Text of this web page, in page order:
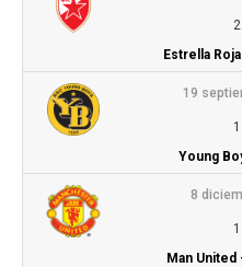
2
Estrella
19
1
Young
8
1
Man United